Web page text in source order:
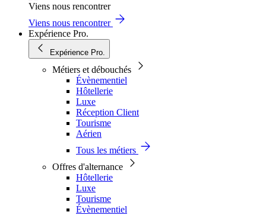
Viens nous rencontrer
Viens nous rencontrer
Expérience Pro.
Expérience Pro.
Métiers et débouchés
Évènementiel
Hôtellerie
Luxe
Réception Client
Tourisme
Aérien
Tous les métiers
Offres d'alternance
Hôtellerie
Luxe
Tourisme
Évènementiel